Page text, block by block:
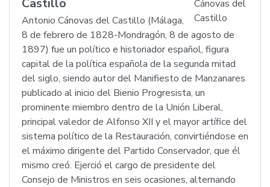
Castillo
Antonio Cánovas del Castillo (Málaga,
8 de febrero de 1828-Mondragón, 8 de agosto de
1897) fue un político e historiador español, figura
capital de la política española de la segunda mitad
del siglo, siendo autor del Manifiesto de Manzanares
publicado al inicio del Bienio Progresista, un
prominente miembro dentro de la Unión Liberal,
principal valedor de Alfonso XII y el mayor artífice del
sistema político de la Restauración, convirtiéndose en
el máximo dirigente del Partido Conservador, que él
mismo creó. Ejerció el cargo de presidente del
Consejo de Ministros en seis ocasiones, alternando